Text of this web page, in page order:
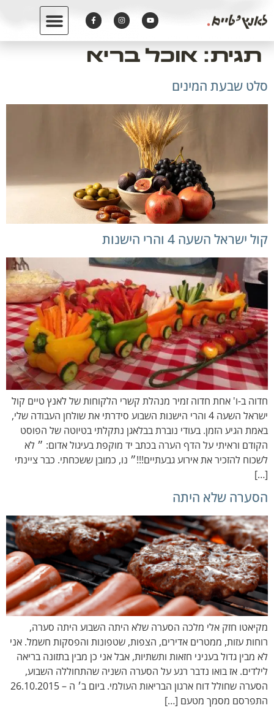
תגית: אוכל בריא
סלט שבעת המינים
קול ישראל השעה 4 והרי הישנות
חדוה ב-ו' אחת חדוה זמיר מנהלת קשרי הלקוחות של לאנץ טיים קול
ישראל השעה 4 והרי הישנות השבוע סידרתי את שולחן העבודה שלי,
באמת הגיע הזמן. בעודי נוברת בבלאגן נתקלתי בטיוטה של הפוסט
הקודם וראיתי על הדף הערה בכתב יד מוקפת בעיגול אדום: ״ לא
לשכוח להזכיר את אירוע גבעתיים!!!״ נו, כמובן ששכחתי. כבר ציינתי
[…]
הסערה שלא היתה
מקיאטו חזק אלי מלכה הסערה שלא היתה השבוע היתה סערה,
רוחות עזות, ממטרים אדירים, הצפות, שטפונות והפסקות חשמל. אני
לא מבין גדול בעניני חזאות ותשתיות, אבל אני כן מבין בתזונה בריאה
לילדים. אז בואו נדבר רגע על הסערה השניה שהתחוללה השבוע,
הסערה שחולל דוח ארגון הבריאות העולמי. ביום ב׳ ה – 26.10.2015
התפרסם מסמך מטעם […]